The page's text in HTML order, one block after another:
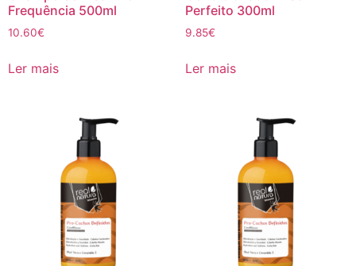
Frequência 500ml
10.60€
Ler mais
Perfeito 300ml
9.85€
Ler mais